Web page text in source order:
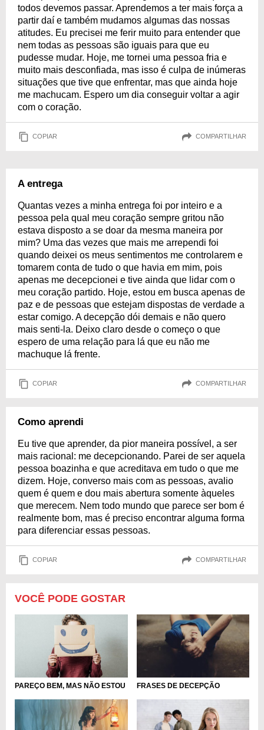
todos devemos passar. Aprendemos a ter mais força a
partir daí e também mudamos algumas das nossas
atitudes. Eu precisei me ferir muito para entender que
nem todas as pessoas são iguais para que eu
pudesse mudar. Hoje, me tornei uma pessoa fria e
muito mais desconfiada, mas isso é culpa de inúmeras
situações que tive que enfrentar, mas que ainda hoje
me machucam. Espero um dia conseguir voltar a agir
com o coração.
COPIAR COMPARTILHAR
A entrega
Quantas vezes a minha entrega foi por inteiro e a
pessoa pela qual meu coração sempre gritou não
estava disposto a se doar da mesma maneira por
mim? Uma das vezes que mais me arrependi foi
quando deixei os meus sentimentos me controlarem e
tomarem conta de tudo o que havia em mim, pois
apenas me decepcionei e tive ainda que lidar com o
meu coração partido. Hoje, estou em busca apenas de
paz e de pessoas que estejam dispostas de verdade a
estar comigo. A decepção dói demais e não quero
mais senti-la. Deixo claro desde o começo o que
espero de uma relação para lá que eu não me
machuque lá frente.
COPIAR COMPARTILHAR
Como aprendi
Eu tive que aprender, da pior maneira possível, a ser
mais racional: me decepcionando. Parei de ser aquela
pessoa boazinha e que acreditava em tudo o que me
dizem. Hoje, converso mais com as pessoas, avalio
quem é quem e dou mais abertura somente àqueles
que merecem. Nem todo mundo que parece ser bom é
realmente bom, mas é preciso encontrar alguma forma
para diferenciar essas pessoas.
COPIAR COMPARTILHAR
VOCÊ PODE GOSTAR
PAREÇO BEM, MAS NÃO ESTOU FRASES DE DECEPÇÃO